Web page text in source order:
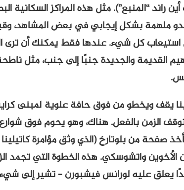
راند “المنبع”). مثل هذه المراكز السكانية
ملهمة بشكل إيجابي في بعض المشاهد،
استيعاب كل شيء. عندها فقط يمكنك أن ترى
القديمة والجديدة جنبًا إلى جنب، مثل
يقف ويخطو من فوق حافة علوية لمبنى
الزمن بالفعل. هناك، وهو يحوم فوق
صفحة من بلوتارخ (الذي وثق مؤامرة
واتشوسكي. هذه الخطوة التي تجمد
يعلق عليه لورانس فيشبورن – تشير إلى شيء